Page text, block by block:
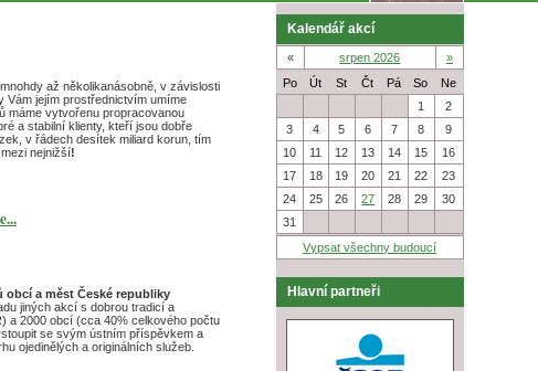
Kalendář akcí
« srpen 2026
»
Po
Út St Čt Pá So
Ne
1
2
3
4 5 6 7 8
9
10
11 12 13 14 15
16
17
18 19 20 21 22
23
24
25 26 27 28 29
30
31
Vypsat všechny budoucí
Hlavní partneři
až několikanásobně, v závislosti
Vám jejím prostřednictvím umíme
máme vytvořenu propracovanou
a stabilní klienty, kteří jsou dobře
v řádech desítek miliard korun, tím
nejnižší!
obcí a měst České republiky
jiných akcí s dobrou tradicí a
a 2000 obcí (cca 40% celkového počtu
se svým ústním příspěvkem a
ojedinělých a originálních služeb.